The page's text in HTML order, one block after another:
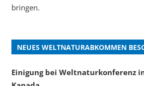
bringen.
NEUES WELTNATURABKOMMEN
Einigung bei Weltnaturkonferenz